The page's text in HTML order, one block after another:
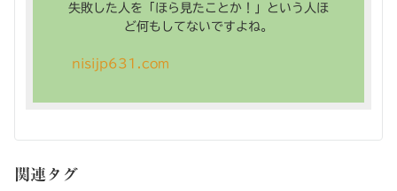
失敗した人を「ほら見たことか！」という人ほ
ど何もしてないですよね。
nisijp631.com
関連タグ